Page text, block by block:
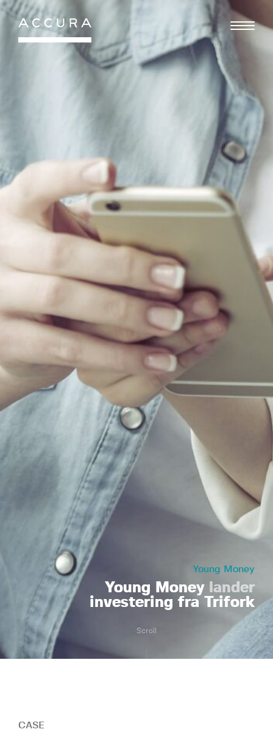
Gå
indhold
Young Money
Young Money lander
investering fra Trifork
Scroll
CASE